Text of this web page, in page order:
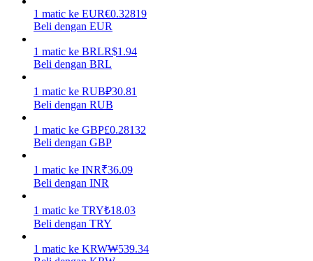
Dapatkan imbalan kompetitif setiap hari
1 matic ke EUR€0.32819
Beli dengan EUR
1 matic ke BRLR$1.94
Beli dengan BRL
1 matic ke RUB₽30.81
Beli dengan RUB
1 matic ke GBP£0.28132
Beli dengan GBP
1 matic ke INR₹36.09
Beli dengan INR
1 matic ke TRY₺18.03
Beli dengan TRY
1 matic ke KRW₩539.34